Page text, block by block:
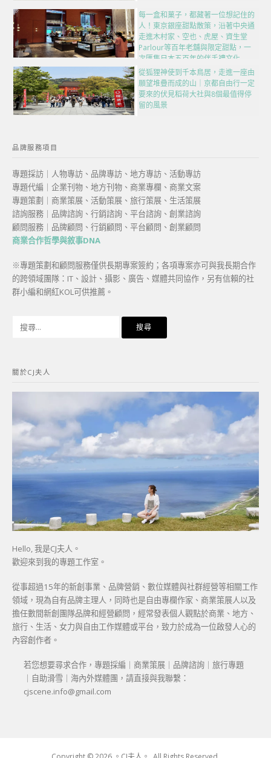
每一盒和菓子，都藏著一位想記住的
人！東京銀座甜點散策，沿著中央通
走進木村家、空也、虎屋、資生堂
Parlour等百年老舖與限定甜點，一
次匯集日本五百年的伴手禮文化
從狐狸神使到千本鳥居，走進一座由
願望堆疊而成的山｜京都自由行一定
要來的伏見稻荷大社與8個最值得停
留的風景
品牌服務項目
專題採訪｜人物專訪、品牌專訪、地方專訪、活動專訪
專題代編｜企業刊物、地方刊物、商業專欄、商業文案
專題策劃｜商業策展、活動策展、旅行策展、生活策展
諮詢服務｜品牌諮詢、行銷諮詢、平台諮詢、創業諮詢
顧問服務｜品牌顧問、行銷顧問、平台顧問、創業顧問
商業合作哲學與敘事DNA
※專題策劃和顧問服務僅供長期專案簽約；各項專案亦可與我長期合作
的跨領域團隊：IT、設計、攝影、廣告、媒體共同協作，另有信賴的社
群小編和網紅KOL可供推薦。
字:
關於CJ夫人
Hello, 我是CJ夫人。
歡迎來到我的專題工作室。
從事超過15年的新創事業、品牌營銷、數位媒體與社群經營等相關工作
領域，現為自有品牌主理人，同時也是自由專欄作家、商業策展人以及
擔任數間新創團隊品牌和經營顧問，經常發表個人觀點於商業、地方、
旅行、生活、女力與自由工作媒體或平台，致力於成為一位啟發人心的
內容創作者。
若您想要尋求合作，專題採編｜商業策展｜品牌諮詢｜旅行專題
｜自助滑雪｜海內外媒體團，請直接與我聯繫：
cjscene.info@gmail.com